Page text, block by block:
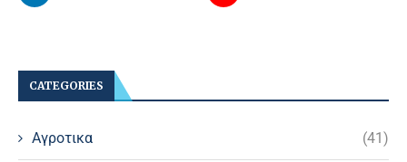
CATEGORIES
Αγροτικα (41)